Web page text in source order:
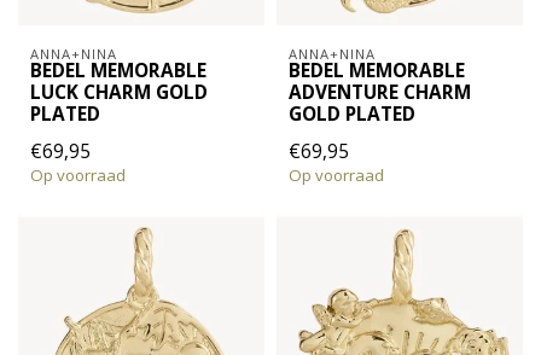
ANNA+NINA
BEDEL MEMORABLE
LUCK CHARM GOLD
PLATED
€69,95
Op voorraad
ANNA+NINA
BEDEL MEMORABLE
ADVENTURE CHARM
GOLD PLATED
€69,95
Op voorraad